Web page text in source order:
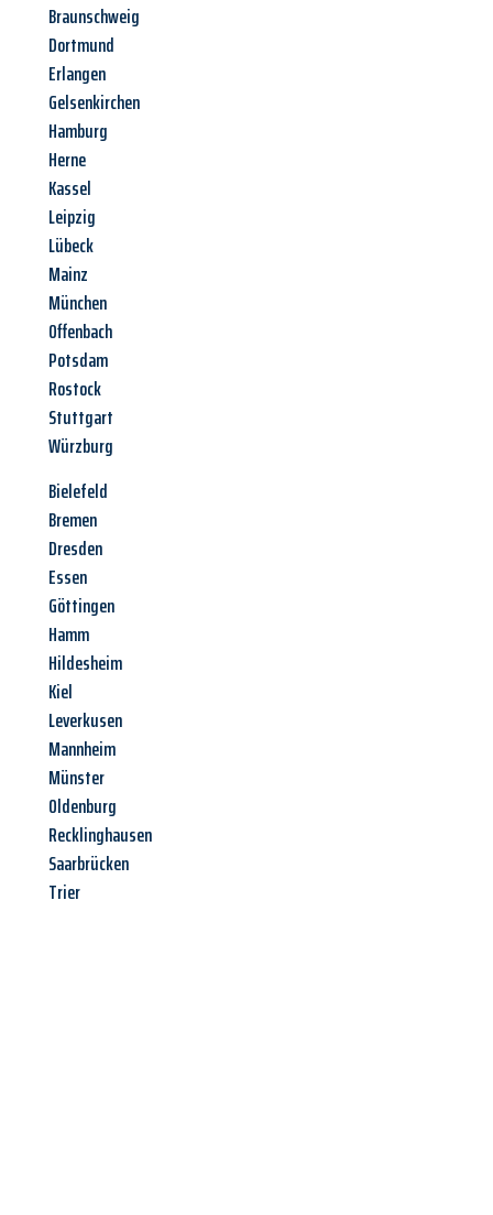
Braunschweig
Dortmund
Erlangen
Gelsenkirchen
Hamburg
Herne
Kassel
Leipzig
Lübeck
Mainz
München
Offenbach
Potsdam
Rostock
Stuttgart
Würzburg
Bielefeld
Bremen
Dresden
Essen
Göttingen
Hamm
Hildesheim
Kiel
Leverkusen
Mannheim
Münster
Oldenburg
Recklinghausen
Saarbrücken
Trier